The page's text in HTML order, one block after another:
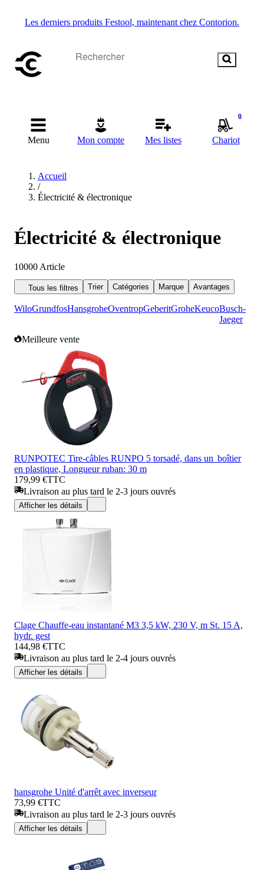
Les derniers produits Festool, maintenant chez Contorion.
Menu Mon compte Mes listes
0
Chariot
Accueil
/
Électricité & électronique
Électricité & électronique
10000 Article
Tous les filtres Trier Catégories Marque Avantages
WiloGrundfosHansgroheOventropGeberitGroheKeucoBusch-
Jaeger
Meilleure vente
RUNPOTEC Tire-câbles RUNPO 5 torsadé, dans un boîtier
en plastique, Longueur ruban: 30 m
179,99 €TTC
Livraison au plus tard le 2-3 jours ouvrés
Afficher les détails
Clage Chauffe-eau instantané M3 3,5 kW, 230 V, m St. 15 A,
hydr. gest
144,98 €TTC
Livraison au plus tard le 2-4 jours ouvrés
Afficher les détails
hansgrohe Unité d'arrêt avec inverseur
73,99 €TTC
Livraison au plus tard le 2-3 jours ouvrés
Afficher les détails